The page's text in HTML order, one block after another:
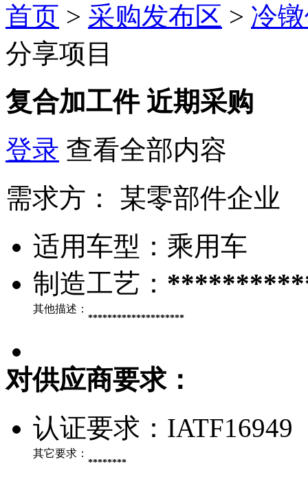
首页 > 采购发布区 > 冷
分享项目
复合加工件 近期采购
登录 查看全部内容
需求方：
某零部件企业
适用车型： 乘用车
制造工艺：
其他描述：
********************
对供应商要求：
认证要求： IATF16949
其它要求：
********